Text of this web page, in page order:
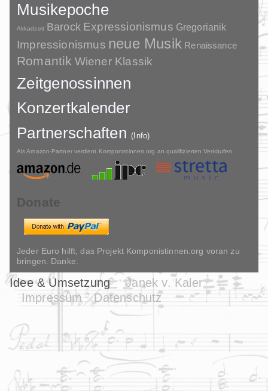
Musikepoche
Akkadzeit Barock Expressionismus Gregorianik
Impressionismus neue Musik Renaissance
Romantik Wiener Klassik
Zeitgenossinnen
Konzertkalender
Partnerschaften(Info)
Als Amazon-Partner verdient Komponistinnen.org an qualifizierten Verkäufen.
Donate
Jeder Euro hilft, das Projekt Komponistinnen.org voran zu
bringen. Danke.
Idee & Umsetzung
Janek v. Kaler
Impressum
Datenschutz